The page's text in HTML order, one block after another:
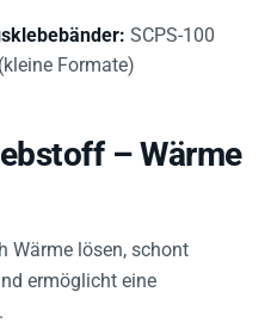
SCPS-100
Formate)
– Wärme
Wärme lösen, schont
ermöglicht eine